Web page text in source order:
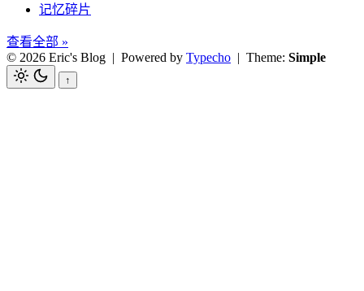
记忆碎片
查看全部 »
© 2026 Eric's Blog | Powered by Typecho | Theme: Simple
↑